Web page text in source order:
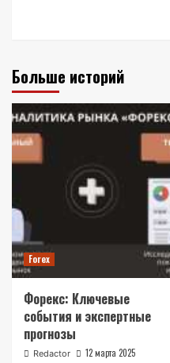
Больше историй
Forex
Форекс: Ключевые
события и экспертные
прогнозы
Redactor 12 марта 2025